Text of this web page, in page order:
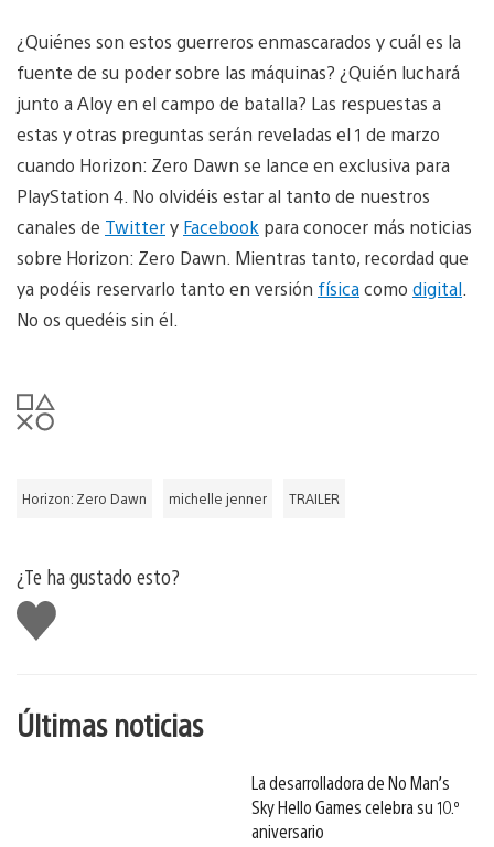
¿Quiénes son estos guerreros enmascarados y cuál es la
fuente de su poder sobre las máquinas? ¿Quién luchará
junto a Aloy en el campo de batalla? Las respuestas a
estas y otras preguntas serán reveladas el 1 de marzo
cuando Horizon: Zero Dawn se lance en exclusiva para
PlayStation 4. No olvidéis estar al tanto de nuestros
canales de Twittery Facebook para conocer más noticias
sobre Horizon: Zero Dawn. Mientras tanto, recordad que
ya podéis reservarlo tanto en versión físicacomo digital
No os quedéis sin él.
Horizon: Zero Dawn michelle jenner TRAILER
¿Te ha gustado esto?
Me
gusta
Últimas noticias
La desarrolladora de No Man’s
Sky Hello Games celebra su 10.º
aniversario